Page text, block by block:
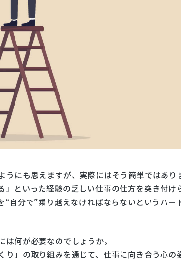
にも思えますが、実際にはそう簡単ではあり
といった経験の乏しい仕事の仕方を突き付け
自分で”乗り越えなければならないというハー
何が必要なのでしょうか。
り」の取り組みを通じて、仕事に向き合う心の